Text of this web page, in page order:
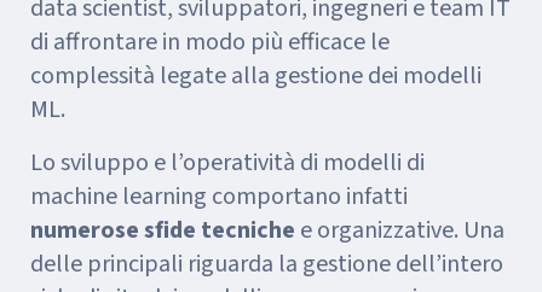
data scientist, sviluppatori, ingegneri e team IT
di affrontare in modo più efficace le
complessità legate alla gestione dei modelli
ML.
Lo sviluppo e l’operatività di modelli di
machine learning comportano infatti
numerose sfide tecniche e organizzative. Una
delle principali riguarda la gestione dell’intero